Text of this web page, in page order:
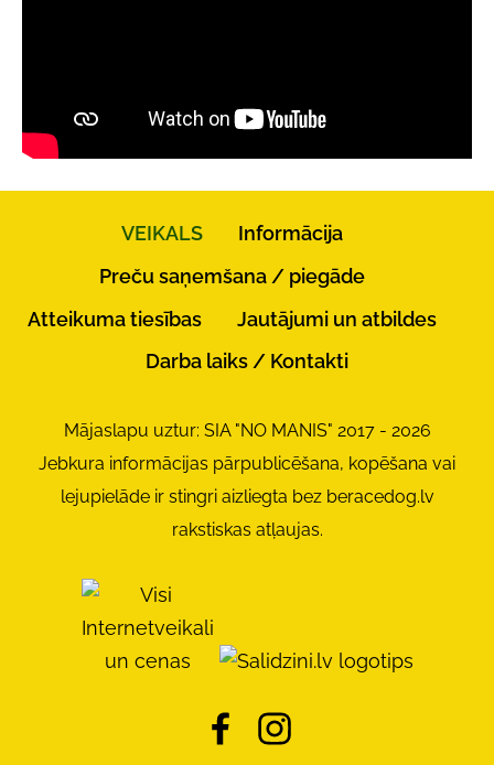
VEIKALS
Informācija
Preču saņemšana / piegāde
Atteikuma tiesības
Jautājumi un atbildes
Darba laiks / Kontakti
Mājaslapu uztur: SIA "NO MANIS" 2017 - 2026
Jebkura informācijas pārpublicēšana, kopēšana vai
lejupielāde ir stingri aizliegta bez beracedog.lv
rakstiskas atļaujas.